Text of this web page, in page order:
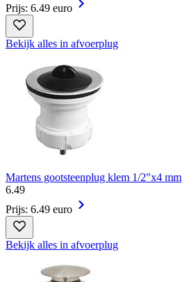
Prijs: 6.49 euro
Bekijk alles in afvoerplug
Martens gootsteenplug klem 1/2"x4 mm
6.49
Prijs: 6.49 euro
Bekijk alles in afvoerplug